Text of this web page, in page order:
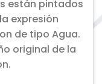
están pintados
expresión
de tipo Agua.
original de la